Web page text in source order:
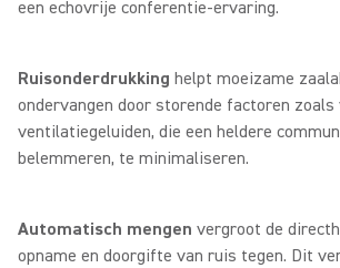
een echovrije conferentie-ervaring.
Ruisonderdrukking helpt moeizame
ondervangen door storende factoren
ventilatiegeluiden, die een heldere
belemmeren, te minimaliseren.
Automatisch mengen vergroot de
opname en doorgifte van ruis tegen. Dit